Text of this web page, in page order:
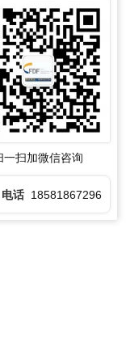
上线提前登记0
一扫加微信咨询
电话 18581867296